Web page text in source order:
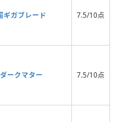
ギガブレード 7.5/10点
ダークマター 7.5/10点